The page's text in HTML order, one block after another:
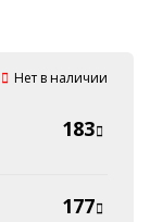
Нет в наличии
183
177